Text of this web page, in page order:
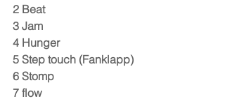
2 Beat
3 Jam
4 Hunger
5 Step touch (Fanklapp)
6 Stomp
7 flow